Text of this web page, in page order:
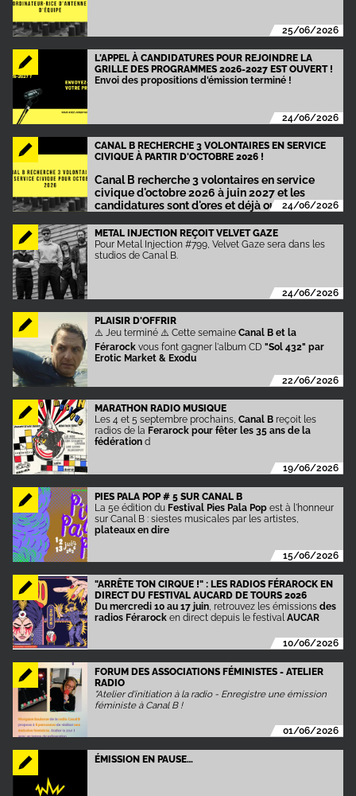
25/06/2026
L'APPEL À CANDIDATURES POUR REJOINDRE LA
GRILLE DES PROGRAMMES 2026-2027 EST OUVERT !
Envoi des propositions d'émission terminé !
24/06/2026
CANAL B RECHERCHE 3 VOLONTAIRES EN SERVICE
CIVIQUE À PARTIR D'OCTOBRE 2026 !
Canal B recherche 3 volontaires en service
civique d'octobre 2026 à juin 2027 et les
candidatures sont d'ores et déjà ouvertes !
24/06/2026
METAL INJECTION REÇOIT VELVET GAZE
Pour Metal Injection #799, Velvet Gaze sera dans les
studios de Canal B.
24/06/2026
PLAISIR D'OFFRIR
⚠️ Jeu terminé ⚠️ Cette semaineCanal B et la
Férarockvous font gagner l'album CD"Sol 432" par
Erotic Market & Exodu
22/06/2026
MARATHON RADIO MUSIQUE
Les 4 et 5 septembre prochains, Canal B reçoit les
radios de la Ferarock pour fêter les 35 ans de la
fédération d
19/06/2026
PIES PALA POP # 5 SUR CANAL B
La 5e édition du Festival Pies Pala Pop est à l'honneur
sur Canal B : siestes musicales par les artistes,
plateaux en dire
15/06/2026
"ARRÊTE TON CIRQUE !" : LES RADIOS FÉRAROCK EN
DIRECT DU FESTIVAL AUCARD DE TOURS 2026
Du mercredi 10 au 17 juin , retrouvez les émissionsdes
radios Férarock en direct depuis le festivalAUCAR
10/06/2026
FORUM DES ASSOCIATIONS FÉMINISTES - ATELIER
RADIO
"Atelier d'initiation à la radio - Enregistre une émission
féministe à Canal B !
01/06/2026
ÉMISSION EN PAUSE…